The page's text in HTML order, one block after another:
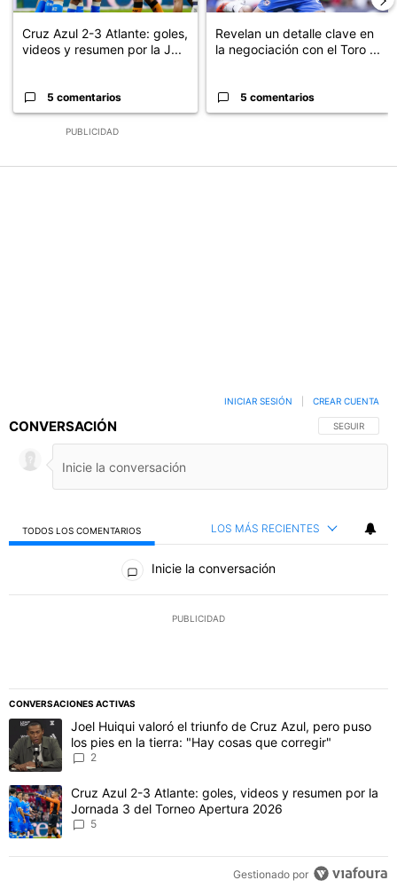
PUBLICIDAD
Cruz Azul 2-3 Atlante: goles,
videos y resumen por la J...
5 comentarios
Revelan un detalle clave en
la negociación con el Toro ...
5 comentarios
CONVERSACIÓN SIGA ESTA
SEGUIR
INICIAR SESIÓN CREAR CUENTA
TODOS LOS COMENTARIOS LOS MÁS RECIENTES
Todos los comentarios
Inicie la conversación
PUBLICIDAD
CONVERSACIONES ACTIVAS
Este listado muestra los artículos con más comentarios en los
Un artículo de tendencia con el título "Joel Huiqui valoró el
Joel Huiqui valoró el triunfo de Cruz Azul, pero puso
los pies en la tierra: "Hay cosas que corregir"
2
Un artículo de tendencia con el título "Cruz Azul 2-3 Atlante:
Cruz Azul 2-3 Atlante: goles, videos y resumen por la
Jornada 3 del Torneo Apertura 2026
5
Gestionado por